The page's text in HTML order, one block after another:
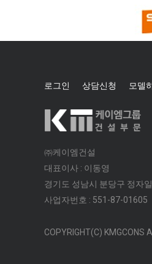
로그인 상담신청 모델
㈜케이엠건설
대표이사 : 이동영
경기도 성남시 분당구 정자
사업자번호 : 551-87-01605
COPYRIGHT(C) KMGCONS